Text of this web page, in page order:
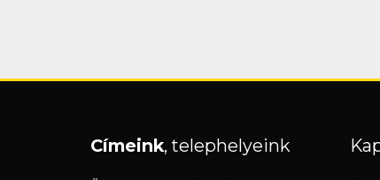
Címeink, telephelyeink